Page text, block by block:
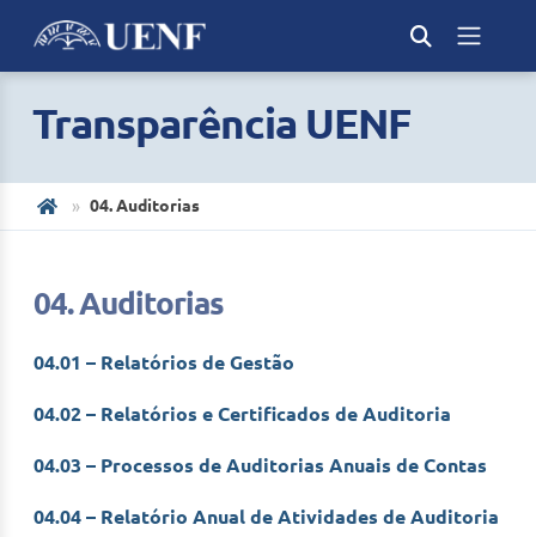
Transparência UENF
04. Auditorias
04. Auditorias
04.01 – Relatórios de Gestão
04.02 – Relatórios e Certificados de Auditoria
04.03 – Processos de Auditorias Anuais de Contas
04.04 – Relatório Anual de Atividades de Auditoria